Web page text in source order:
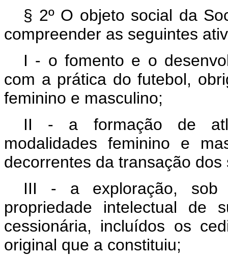
§ 2º O objeto social da
compreender as seguintes
I - o fomento e o
com a prática do futebol,
feminino e masculino;
II - a formação de
modalidades feminino e
decorrentes da transação
III - a exploração, sob
propriedade intelectual de
cessionária, incluídos os
original que a constituiu;